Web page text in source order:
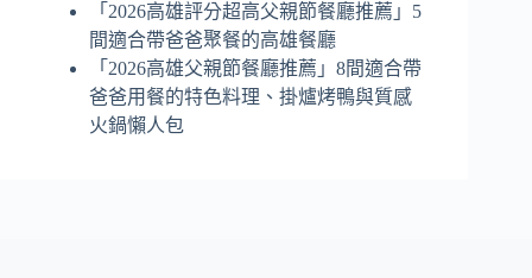
「2026高雄評分超高父親節餐廳推薦」5
間適合帶爸爸聚餐的高雄餐廳
「2026高雄父親節餐廳推薦」8間適合帶
爸爸用餐的特色料理、掛爐烤鴨與質感
火鍋懶人包